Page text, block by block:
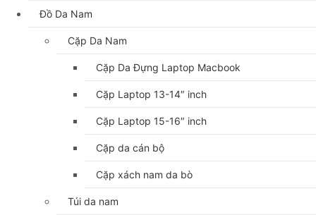
Đồ Da Nam
Cặp Da Nam
Cặp Da Đựng Laptop Macbook
Cặp Laptop 13-14″ inch
Cặp Laptop 15-16″ inch
Cặp da cán bộ
Cặp xách nam da bò
Túi da nam